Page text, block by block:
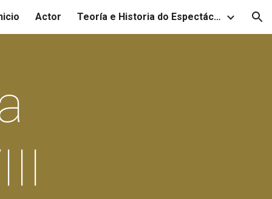
Actor Teoría e Historia do Espectáculo